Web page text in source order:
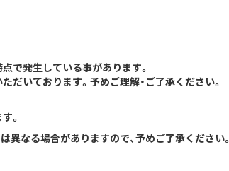
で発生している事があります。
いております。予めご理解・ご了承ください。
。
なる場合がありますので、予めご了承ください。